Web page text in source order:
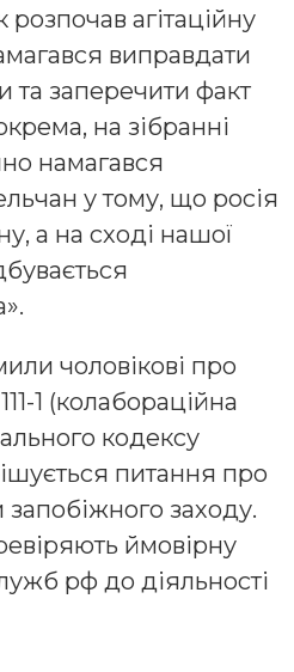
агітаційну
виправдати
та заперечити факт
на зібранні
намагався
у тому, що росія
а на сході нашої
чоловікові про
1 (колабораційна
кодексу
питання про
заходу.
ймовірну
рф до діяльності